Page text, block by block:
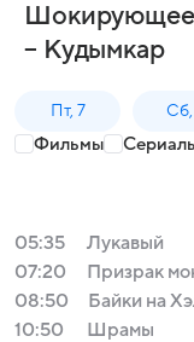
Шокирующее
– Кудымкар
Пт, 7 Сб,
Фильмы
05:35
Лукавый
07:20
Призрак
08:50
Байки на
10:50
Шрамы